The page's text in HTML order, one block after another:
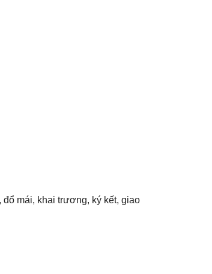
mái, khai trương, ký kết, ɡiao